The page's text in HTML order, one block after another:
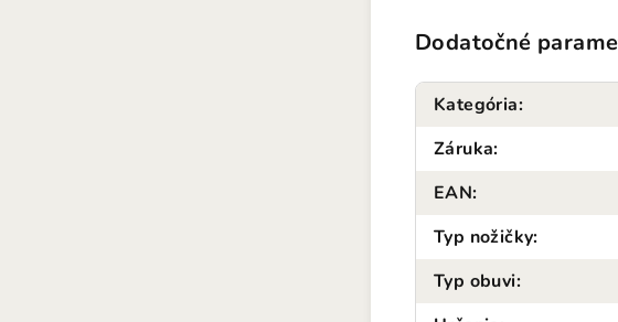
Dodatočné
Kategória:
Záruka:
EAN:
Typ nožičky:
Typ obuvi: